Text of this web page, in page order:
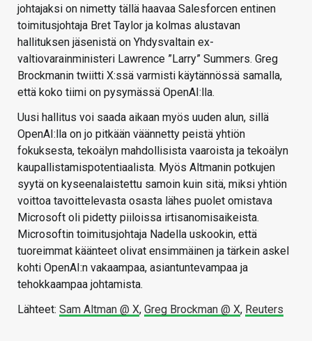
johtajaksi on nimetty tällä haavaa Salesforcen entinen
toimitusjohtaja Bret Taylor ja kolmas alustavan
hallituksen jäsenistä on Yhdysvaltain ex-
valtiovarainministeri Lawrence ”Larry” Summers. Greg
Brockmanin twiitti X:ssä varmisti käytännössä samalla,
että koko tiimi on pysymässä OpenAI:lla.
Uusi hallitus voi saada aikaan myös uuden alun, sillä
OpenAI:lla on jo pitkään väännetty peistä yhtiön
fokuksesta, tekoälyn mahdollisista vaaroista ja tekoälyn
kaupallistamispotentiaalista. Myös Altmanin potkujen
syytä on kyseenalaistettu samoin kuin sitä, miksi yhtiön
voittoa tavoittelevasta osasta lähes puolet omistava
Microsoft oli pidetty piiloissa irtisanomisaikeista.
Microsoftin toimitusjohtaja Nadella uskookin, että
tuoreimmat käänteet olivat ensimmäinen ja tärkein askel
kohti OpenAI:n vakaampaa, asiantuntevampaa ja
tehokkaampaa johtamista.
Lähteet: Sam Altman @ X, Greg Brockman @ X, Reuters